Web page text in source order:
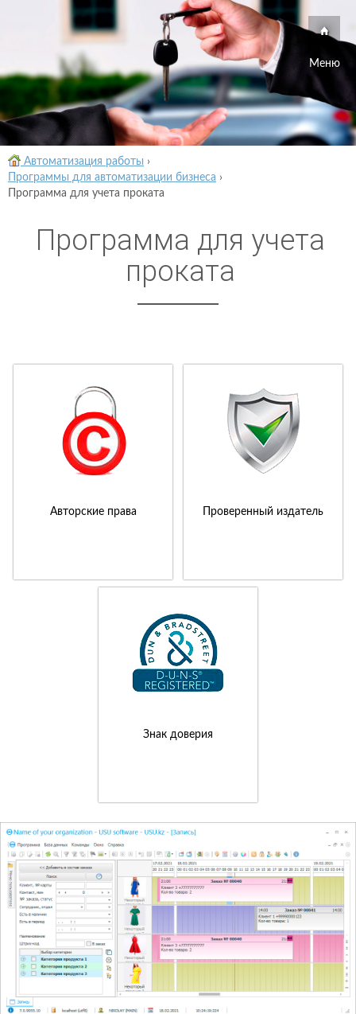
Меню
Автоматизация работы ›
Программы для автоматизации бизнеса ›
Программа для учета проката
Программа для учета
проката
Авторские права Проверенный издатель
Знак доверия